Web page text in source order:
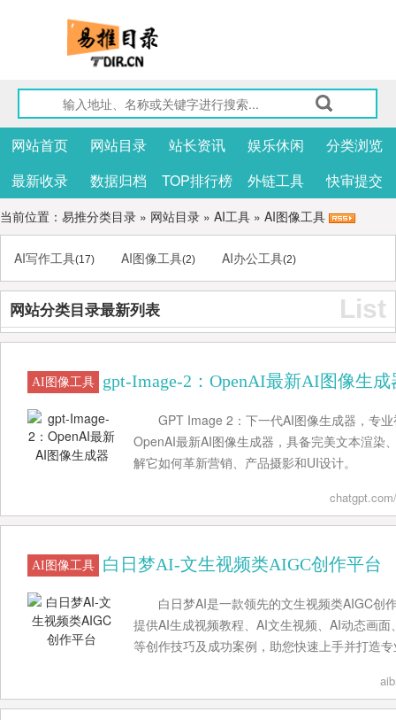
网站首页 网站目录 站长资讯 娱乐休闲
分类浏览
最新收录
数据归档 TOP排行榜 外链工具 快审提交
当前位置： 易推分类目录 » 网站目录 » AI工具 » AI图像工具
AI写作工具(17) AI图像工具(2) AI办公工具(2)
List
网站分类目录最新列表
AI图像工具 gpt-Image-2：OpenAI最新AI图像生成
GPT Image 2：下一代AI图像生成器，专
OpenAI最新AI图像生成器，具备完美文本渲染
解它如何革新营销、产品摄影和UI设计。
AI图像工具 白日梦AI-文生视频类AIGC创作平台
白日梦AI是一款领先的文生视频类AIGC创
提供AI生成视频教程、AI文生视频、AI动态画
等创作技巧及成功案例，助您快速上手并打造